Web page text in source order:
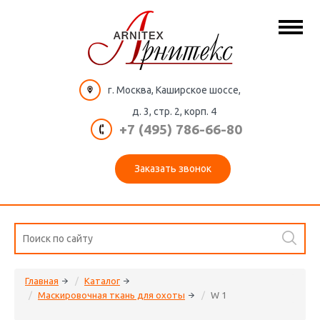
г. Москва, Каширское шоссе,
д. 3, стр. 2, корп. 4
+7 (495) 786-66-80
Заказать звонок
Главная
Каталог
Маскировочная ткань для охоты
W 1